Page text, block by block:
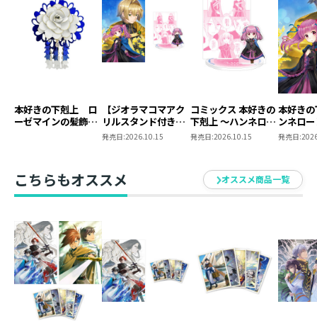
本好きの下剋上 ロ
ーゼマインの髪飾り
【ジオラマコマアク
リルスタンド付き】
本好きの下剋上 ～ハ
ミックス）
発売日:2026.10.15
コミックス 本好きの
下剋上 ～ハンネロー
レの貴族院五年生～
アクリルスタンド
（1巻4話）
発売日:2026.10.15
本好き
ンネロ
五年生
発売日:
こちらもオススメ オススメ商品一覧